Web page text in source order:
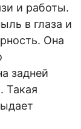
и работы.
в глаза и
Она
задней
Такая